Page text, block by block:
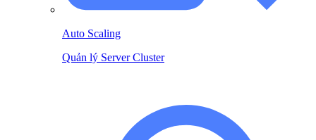
Auto Scaling
Quản lý Server Cluster